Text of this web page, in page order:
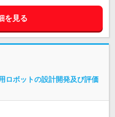
を見る
ロボットの設計開発及び評価